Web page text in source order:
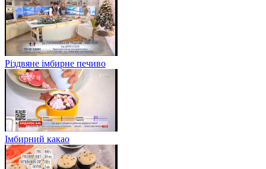
Різдвяне імбирне печиво
Імбирний какао